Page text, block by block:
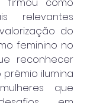
relevantes
do
feminino no
reconhecer
prêmio ilumina
que